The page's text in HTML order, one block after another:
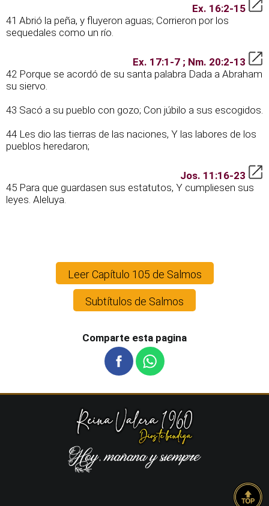
Ex. 16:2-15
41 Abrió la peña, y fluyeron aguas; Corrieron por los
sequedales como un río.
Ex. 17:1-7 ; Nm. 20:2-13
42 Porque se acordó de su santa palabra Dada a Abraham
su siervo.
43 Sacó a su pueblo con gozo; Con júbilo a sus escogidos.
44 Les dio las tierras de las naciones, Y las labores de los
pueblos heredaron;
Jos. 11:16-23
45 Para que guardasen sus estatutos, Y cumpliesen sus
leyes. Aleluya.
Leer Capítulo 105 de Salmos
Subtítulos de Salmos
Comparte esta pagina